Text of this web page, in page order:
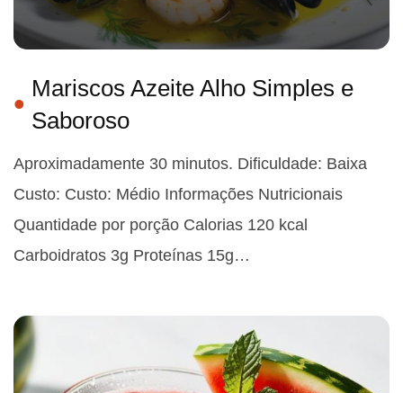
Mariscos Azeite Alho Simples e
Saboroso
Aproximadamente 30 minutos. Dificuldade: Baixa
Custo: Custo: Médio Informações Nutricionais
Quantidade por porção Calorias 120 kcal
Carboidratos 3g Proteínas 15g…